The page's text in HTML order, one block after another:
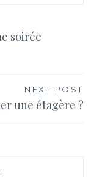
soirée
NEXT POST
une étagère ?